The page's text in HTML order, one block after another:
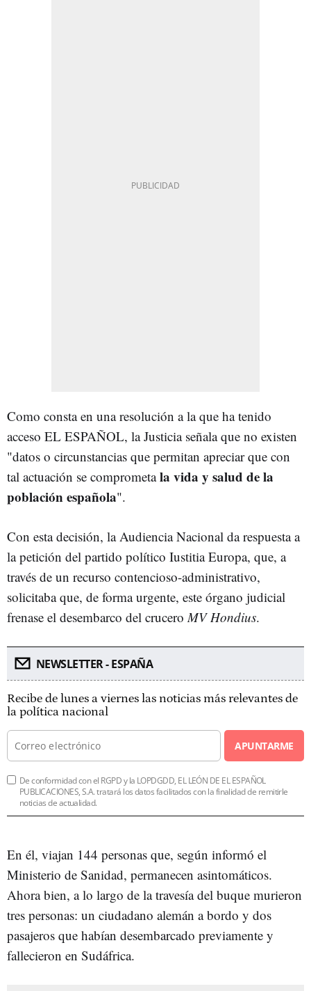
Como consta en una resolución a la que ha tenido
acceso EL ESPAÑOL, la Justicia señala que no existen
"datos o circunstancias que permitan apreciar que con
tal actuación se comprometala vida y salud de la
población española".
Con esta decisión, la Audiencia Nacional da respuesta a
la petición del partido político Iustitia Europa, que, a
través de un recurso contencioso-administrativo,
solicitaba que, de forma urgente, este órgano judicial
frenase el desembarco del crucero MV Hondius.
NEWSLETTER - ESPAÑA
Recibe de lunes a viernes las noticias más relevantes de
la política nacional
APUNTARME
De conformidad con el RGPD y la LOPDGDD, EL LEÓN DE EL ESPAÑOL
PUBLICACIONES, S.A. tratará los datos facilitados con la finalidad de remitirle
noticias de actualidad.
En él, viajan 144 personas que, según informó el
Ministerio de Sanidad, permanecen asintomáticos.
Ahora bien, a lo largo de la travesía del buque murieron
tres personas: un ciudadano alemán a bordo y dos
pasajeros que habían desembarcado previamente y
fallecieron en Sudáfrica.